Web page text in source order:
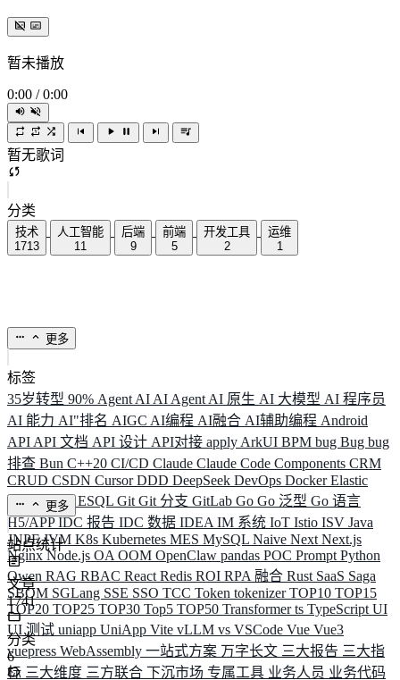
暂未播放
0:00 / 0:00
暂无歌词
分类
技术
1713
人工智能
11
后端
9
前端
5
开发工具
2
运维
1
更多
标签
35岁转型 90% Agent AI AI Agent AI 原生 AI 大模型 AI 程序员
AI 能力 AI"排名 AIGC AI编程 AI融合 AI辅助编程 Android
API API 文档 API 设计 API对接 apply ArkUI BPM bug Bug bug
排查 Bun C++20 CI/CD Claude Claude Code Components CRM
CRUD CSDN CursorDDD DeepSeek DevOps DockerElastic
ELK ElysiaESQL Git Git 分支 GitLab Go Go 泛型 Go 语言
H5/APPIDC 报告 IDC 数据 IDEA IM 系统 IoT Istio ISV Java
JNPFJVM K8s Kubernetes MES MySQL Naive Next Next.js
NginxNode.js OA OOM OpenClaw pandas POC Prompt Python
Qwen RAG RBAC React Redis ROI RPA 融合 Rust SaaS Saga
SBOM SGLang SSE SSO TCC Token tokenizerTOP10 TOP15
TOP20 TOP25 TOP30 Top5 TOP50 Transformerts TypeScript UI
UI 测试 uniapp UniApp Vite vLLM vs VSCode Vue Vue3
vuepress WebAssembly 一站式方案 万字长文 三大报告 三大指
标 三大维度 三方联合 下沉市场 专属工具 业务人员 业务代码
更多
站点统计
文章
1741
分类
6